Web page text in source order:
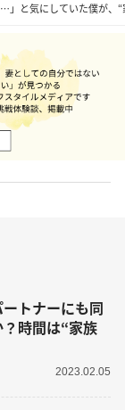
」と気にしていた僕が、
トナーにも同
時間は“家族
2023.02.05